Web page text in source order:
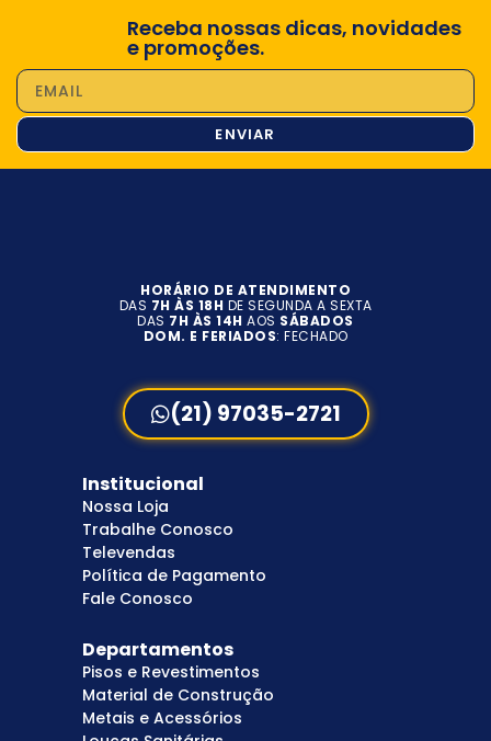
Receba nossas dicas, novidades
e promoções.
ENVIAR
HORÁRIO DE ATENDIMENTO
DAS 7H ÀS 18H DE SEGUNDA A SEXTA
DAS 7H ÀS 14H AOS SÁBADOS
DOM. E FERIADOS: FECHADO
(21) 97035-2721
Institucional
Nossa Loja
Trabalhe Conosco
Televendas
Política de Pagamento
Fale Conosco
Departamentos
Pisos e Revestimentos
Material de Construção
Metais e Acessórios